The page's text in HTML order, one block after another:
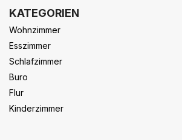
KATEGORIEN
Wohnzimmer
Esszimmer
Schlafzimmer
Buro
Flur
Kinderzimmer